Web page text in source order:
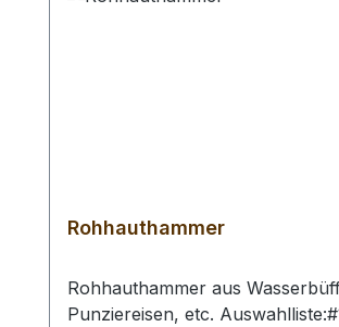
Rohhauthammer
Rohhauthammer aus
Punziereisen, etc.